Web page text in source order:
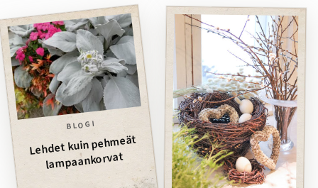
BLOGI
Lehdet kuin pehmeät
lampaankorvat